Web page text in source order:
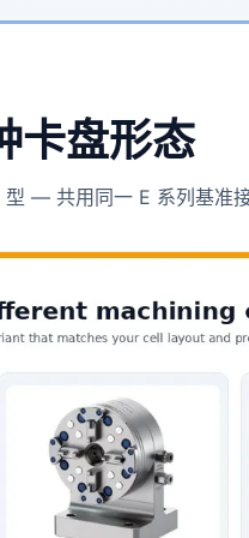
卡盘形态
— 共用同一 E 系列基准